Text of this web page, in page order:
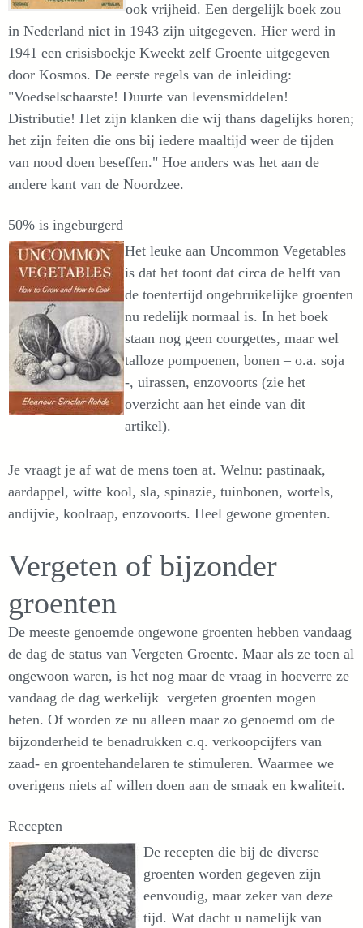
ook vrijheid. Een dergelijk boek zou
in Nederland niet in 1943 zijn uitgegeven. Hier werd in
1941 een crisisboekje Kweekt zelf Groente uitgegeven
door Kosmos. De eerste regels van de inleiding:
"Voedselschaarste! Duurte van levensmiddelen!
Distributie! Het zijn klanken die wij thans dagelijks horen;
het zijn feiten die ons bij iedere maaltijd weer de tijden
van nood doen beseffen." Hoe anders was het aan de
andere kant van de Noordzee.
50% is ingeburgerd
Het leuke aan Uncommon Vegetables
is dat het toont dat circa de helft van
de toentertijd ongebruikelijke groenten
nu redelijk normaal is. In het boek
staan nog geen courgettes, maar wel
talloze pompoenen, bonen – o.a. soja
-, uirassen, enzovoorts (zie het
overzicht aan het einde van dit
artikel).
Je vraagt je af wat de mens toen at. Welnu: pastinaak,
aardappel, witte kool, sla, spinazie, tuinbonen, wortels,
andijvie, koolraap, enzovoorts. Heel gewone groenten.
Vergeten of bijzonder
groenten
De meeste genoemde ongewone groenten hebben vandaag
de dag de status van Vergeten Groente. Maar als ze toen al
ongewoon waren, is het nog maar de vraag in hoeverre ze
vandaag de dag werkelijk vergeten groenten mogen
heten. Of worden ze nu alleen maar zo genoemd om de
bijzonderheid te benadrukken c.q. verkoopcijfers van
zaad- en groentehandelaren te stimuleren. Waarmee we
overigens niets af willen doen aan de smaak en kwaliteit.
Recepten
De recepten die bij de diverse
groenten worden gegeven zijn
eenvoudig, maar zeker van deze
tijd. Wat dacht u namelijk van